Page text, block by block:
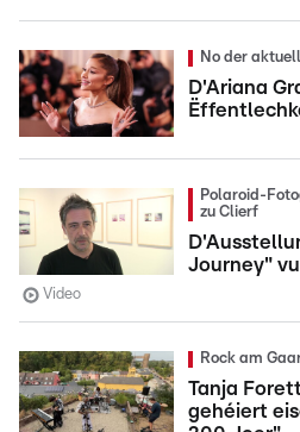
No der
D'Ariana
Polaroid-
zu Clierf
Journey"
Video
Rock am
Tanja
gehéiert